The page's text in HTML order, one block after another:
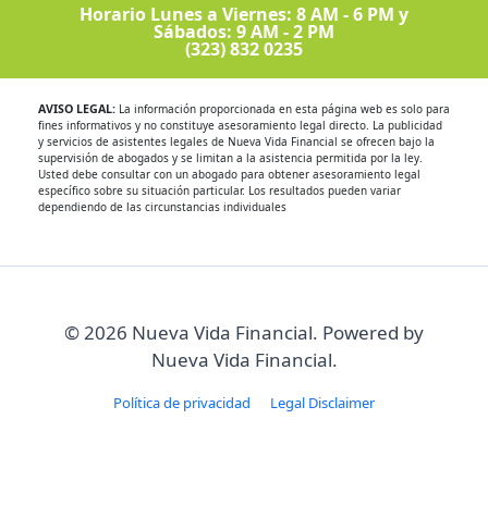
Horario Lunes a Viernes: 8 AM - 6 PM y
Sábados: 9 AM - 2 PM
(323) 832 0235
AVISO LEGAL: La información proporcionada en esta página web es solo para
fines informativos y no constituye asesoramiento legal directo. La publicidad
y servicios de asistentes legales de Nueva Vida Financial se ofrecen bajo la
supervisión de abogados y se limitan a la asistencia permitida por la ley.
Usted debe consultar con un abogado para obtener asesoramiento legal
específico sobre su situación particular. Los resultados pueden variar
dependiendo de las circunstancias individuales
© 2026 Nueva Vida Financial. Powered by
Nueva Vida Financial.
Política de privacidad Legal Disclaimer